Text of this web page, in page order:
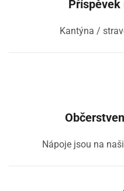
Kantýna /
Nápoje jsou na